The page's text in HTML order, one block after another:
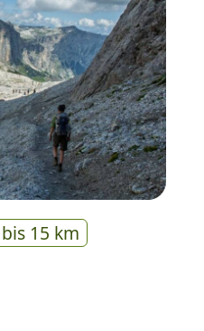
bis 15 km